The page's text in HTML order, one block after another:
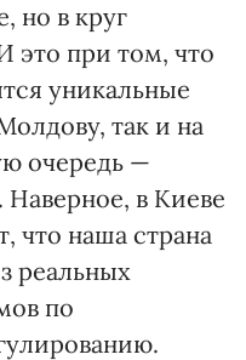
но в круг
это при том, что
уникальные
так и на
очередь —
в Киеве
что наша страна
реальных
по